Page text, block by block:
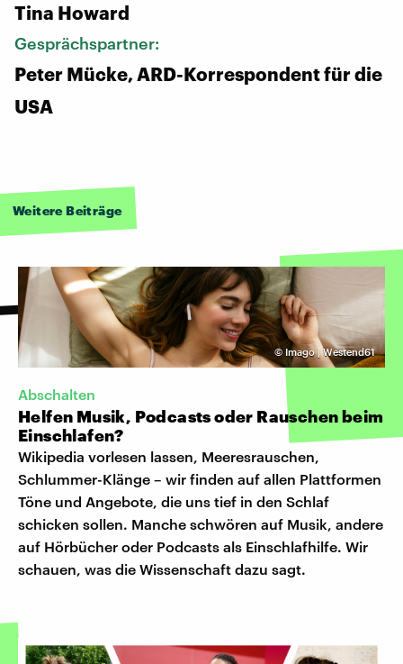
Tina Howard
Gesprächspartner:
Peter Mücke, ARD-Korrespondent für die
USA
Weitere Beiträge
© Imago | Westend61
Abschalten
Helfen Musik, Podcasts oder Rauschen beim
Einschlafen?
Wikipedia vorlesen lassen, Meeresrauschen,
Schlummer-Klänge – wir finden auf allen Plattformen
Töne und Angebote, die uns tief in den Schlaf
schicken sollen. Manche schwören auf Musik, andere
auf Hörbücher oder Podcasts als Einschlafhilfe. Wir
schauen, was die Wissenschaft dazu sagt.